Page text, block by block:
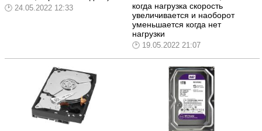
24.05.2022 12:33
когда нагрузка скорость
увеличивается и наоборот
уменьшается когда нет
нагрузки
19.05.2022 21:07